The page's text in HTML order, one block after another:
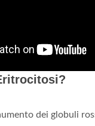
dei globuli